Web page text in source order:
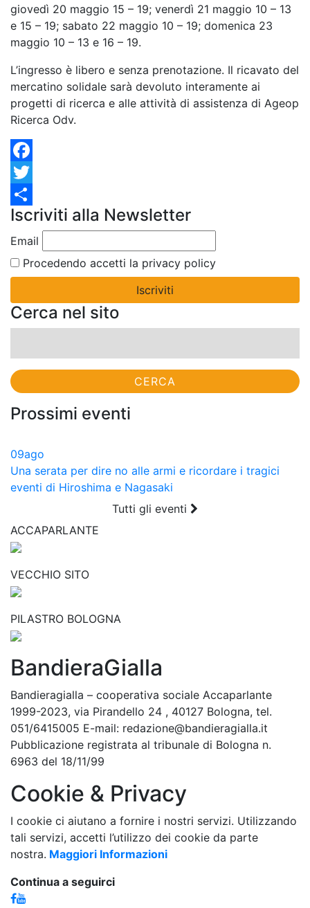
giovedì 20 maggio 15 – 19; venerdì 21 maggio 10 – 13
e 15 – 19; sabato 22 maggio 10 – 19; domenica 23
maggio 10 – 13 e 16 – 19.
L’ingresso è libero e senza prenotazione. Il ricavato del
mercatino solidale sarà devoluto interamente ai
progetti di ricerca e alle attività di assistenza di Ageop
Ricerca Odv.
Facebook
Twitter
Condividi
Iscriviti alla Newsletter
Email
Procedendo accetti la privacy policy
Cerca nel sito
Prossimi eventi
09ago
Una serata per dire no alle armi e ricordare i tragici
eventi di Hiroshima e Nagasaki
Tutti gli eventi
ACCAPARLANTE
VECCHIO SITO
PILASTRO BOLOGNA
BandieraGialla
Bandieragialla – cooperativa sociale Accaparlante
1999-2023, via Pirandello 24 , 40127 Bologna, tel.
051/6415005 E-mail: redazione@bandieragialla.it
Pubblicazione registrata al tribunale di Bologna n.
6963 del 18/11/99
Cookie & Privacy
I cookie ci aiutano a fornire i nostri servizi. Utilizzando
tali servizi, accetti l’utilizzo dei cookie da parte
nostra. Maggiori Informazioni
Continua a seguirci